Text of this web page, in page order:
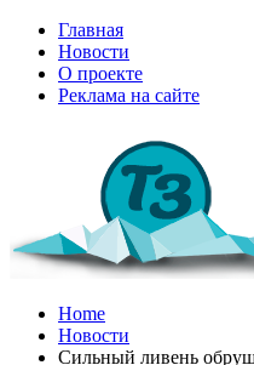
Главная
Новости
О проекте
Реклама на сайте
Home
Новости
Сильный ливень